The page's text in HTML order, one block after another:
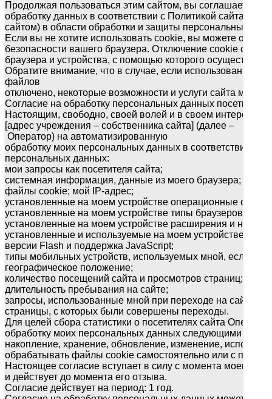
Продолжая пользоваться этим сайтом, вы соглашаетесь
обработку данных в соответствии с Политикой сайта
сайтом) в области обработки и защиты персональных
Если вы не хотите использовать cookie, вы можете
безопасности вашего браузера. Отключение cookie
браузера и устройства, с помощью которого
Обратите внимание, что в случае, если использование
файлов
отключено, некоторые возможности и услуги сайта могут
Согласие на обработку персональных данных
Настоящим, свободно, своей волей и в своем интересе
[адрес учреждения – собственника сайта] (далее –
Оператор) на автоматизированную
обработку моих персональных данных в соответствии
персональных данных:
мои запросы как посетителя сайта;
системная информация, данные из моего браузера;
файлы cookie; мой IP-адрес;
установленные на моем устройстве операционные
установленные на моем устройстве типы браузеров;
установленные на моем устройстве расширения и
установленные и используемые на моем устройстве
версии Flash и поддержка JavaScript;
типы мобильных устройств, используемых мной, если
географическое положение;
количество посещений сайта и просмотров страниц;
длительность пребывания на сайте;
запросы, использованные мной при переходе на сайт;
страницы, с которых были совершены переходы.
Для целей сбора статистики о посетителях сайта
обработку моих персональных данных следующими
накопление, хранение, обновление, изменение,
обрабатывать файлы cookie самостоятельно или с
Настоящее согласие вступает в силу с момента моего
и действует до момента его отзыва.
Согласие действует на период: 1 год.